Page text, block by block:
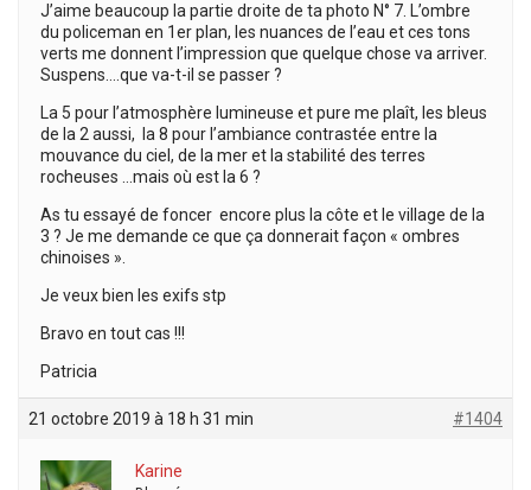
J’aime beaucoup la partie droite de ta photo N° 7. L’ombre
du policeman en 1er plan, les nuances de l’eau et ces tons
verts me donnent l’impression que quelque chose va arriver.
Suspens….que va-t-il se passer ?
La 5 pour l’atmosphère lumineuse et pure me plaît, les bleus
de la 2 aussi, la 8 pour l’ambiance contrastée entre la
mouvance du ciel, de la mer et la stabilité des terres
rocheuses …mais où est la 6 ?
As tu essayé de foncer encore plus la côte et le village de la
3 ? Je me demande ce que ça donnerait façon « ombres
chinoises ».
Je veux bien les exifs stp
Bravo en tout cas !!!
Patricia
21 octobre 2019 à 18 h 31 min #1404
Karine